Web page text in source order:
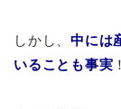
しかし、中には
いることも事実 ！